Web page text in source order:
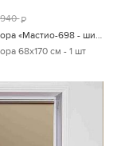
руб.
Рулонная штора «Мастио-698 - ширина 68 см, длина 170 см.»
68х170 см - 1 шт